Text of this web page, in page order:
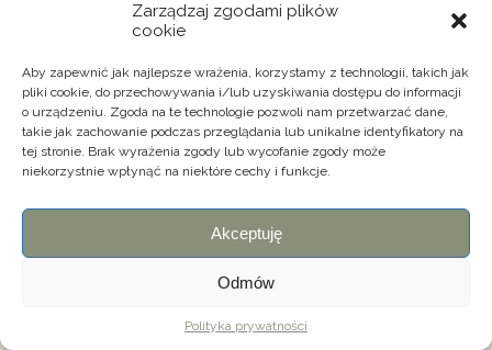
Zarządzaj zgodami plików
cookie
Aby zapewnić jak najlepsze wrażenia, korzystamy z technologii, takich jak
pliki cookie, do przechowywania i/lub uzyskiwania dostępu do informacji
o urządzeniu. Zgoda na te technologie pozwoli nam przetwarzać dane,
takie jak zachowanie podczas przeglądania lub unikalne identyfikatory na
tej stronie. Brak wyrażenia zgody lub wycofanie zgody może
niekorzystnie wpłynąć na niektóre cechy i funkcje.
Akceptuję
Odmów
Polityka prywatności